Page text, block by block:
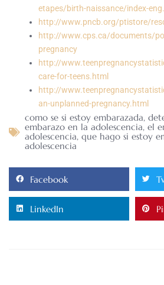
etapes/birth-naissance/index-
http://www.pncb.org/ptistore/
http://www.cps.ca/documents/
pregnancy
http://
care-for-teens.html
http://
an-unplanned-pregnancy.html
como se si estoy embarazada,
embarazo en la adolescencia, el
adolescencia, que hago si estoy
adolescencia
Facebook
LinkedIn